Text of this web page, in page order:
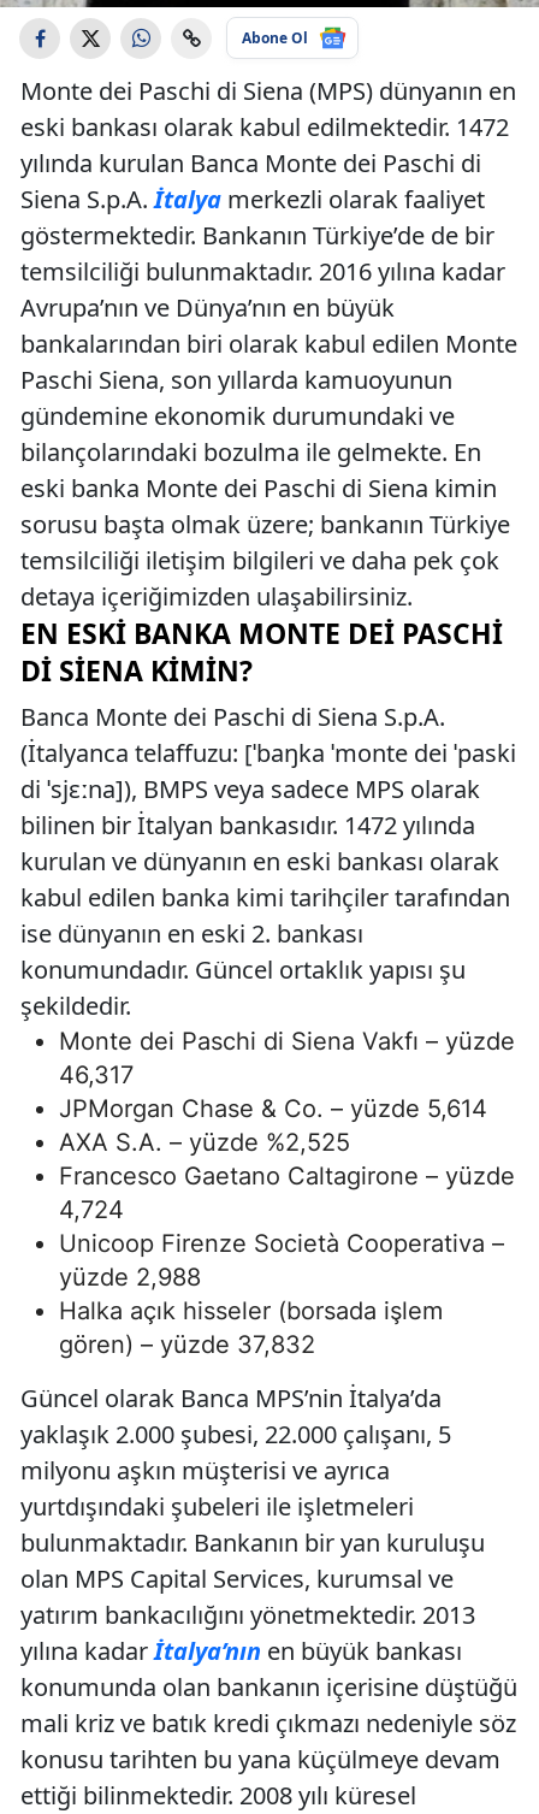
Abone Ol
Monte dei Paschi di Siena (MPS) dünyanın en
eski bankası olarak kabul edilmektedir. 1472
yılında kurulan Banca Monte dei Paschi di
Siena S.p.A.İtalya merkezli olarak faaliyet
göstermektedir. Bankanın Türkiye’de de bir
temsilciliği bulunmaktadır. 2016 yılına kadar
Avrupa’nın ve Dünya’nın en büyük
bankalarından biri olarak kabul edilen Monte
Paschi Siena, son yıllarda kamuoyunun
gündemine ekonomik durumundaki ve
bilançolarındaki bozulma ile gelmekte. En
eski banka Monte dei Paschi di Siena kimin
sorusu başta olmak üzere; bankanın Türkiye
temsilciliği iletişim bilgileri ve daha pek çok
detaya içeriğimizden ulaşabilirsiniz.
EN ESKI BANKA MONTE DEI PASCHI
DI SIENA KIMIN?
Banca Monte dei Paschi di Siena S.p.A.
(İtalyanca telaffuzu: [ˈbaŋka ˈmonte dei ˈpaski
di ˈsjɛːna]), BMPS veya sadece MPS olarak
bilinen bir İtalyan bankasıdır. 1472 yılında
kurulan ve dünyanın en eski bankası olarak
kabul edilen banka kimi tarihçiler tarafından
ise dünyanın en eski 2. bankası
konumundadır. Güncel ortaklık yapısı şu
şekildedir.
Monte dei Paschi di Siena Vakfı – yüzde
46,317
JPMorgan Chase & Co. – yüzde 5,614
AXA S.A. – yüzde %2,525
Francesco Gaetano Caltagirone – yüzde
4,724
Unicoop Firenze Società Cooperativa –
yüzde 2,988
Halka açık hisseler (borsada işlem
gören) – yüzde 37,832
Güncel olarak Banca MPS’nin İtalya’da
yaklaşık 2.000 şubesi, 22.000 çalışanı, 5
milyonu aşkın müşterisi ve ayrıca
yurtdışındaki şubeleri ile işletmeleri
bulunmaktadır. Bankanın bir yan kuruluşu
olan MPS Capital Services, kurumsal ve
yatırım bankacılığını yönetmektedir. 2013
yılına kadarİtalya’nın en büyük bankası
konumunda olan bankanın içerisine düştüğü
mali kriz ve batık kredi çıkmazı nedeniyle söz
konusu tarihten bu yana küçülmeye devam
ettiği bilinmektedir. 2008 yılı küresel